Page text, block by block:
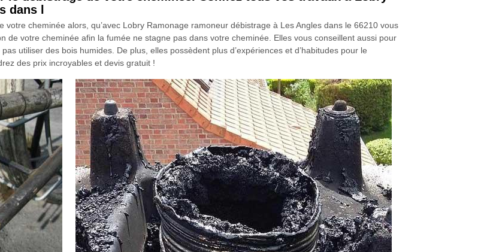
dans l
cheminée alors, qu’avec Lobry Ramonage ramoneur débistrage à Les Angles dans le 66210 vous
de votre cheminée afin la fumée ne stagne pas dans votre cheminée. Elles vous conseillent aussi pour
utiliser des bois humides. De plus, elles possèdent plus d’expériences et d’habitudes pour le
des prix incroyables et devis gratuit !